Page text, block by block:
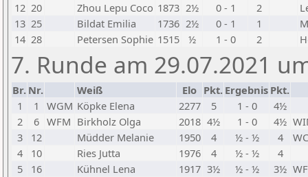
12 20 Zhou Lepu Coco 1873 2½ 0 - 1 2
13 25 Bildat Emilia 1736 2½ 0 - 1 1
14 28 Petersen Sophie 1515 ½ 1 - 0 2
7. Runde am 29.07.2021
Br. Nr. Weiß Elo Pkt. Ergebnis Pkt.
1
1 WGM Köpke Elena 2277 5 1 - 0
4½
2
6 WFM Birkholz Olga 2018 4½ 1 - 0 4½
3
12 Müdder Melanie 1950 4 ½ - ½ 4
4
10 Ries Jutta 1976 4 ½ - ½
4
5
16 Kühnel Lena 1917 3½ ½ - ½ 3½